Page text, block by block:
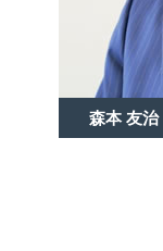
森本 友治